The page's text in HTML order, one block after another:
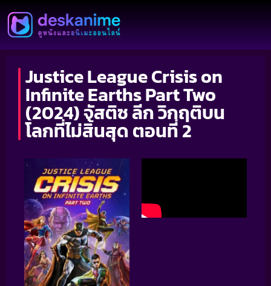
Justice League Crisis on
Infinite Earths Part Two
(2024) จัสติซ ลีก วิกฤติบน
โลกที่ไม่สิ้นสุด ตอนที่ 2